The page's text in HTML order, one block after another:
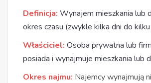
Definicja: Wynajem mieszkania lub
okres czasu (zwykle kilka dni do
Właściciel: Osoba prywatna lub
posiada i wynajmuje mieszkania lub
Okres najmu: Najemcy wynajmują